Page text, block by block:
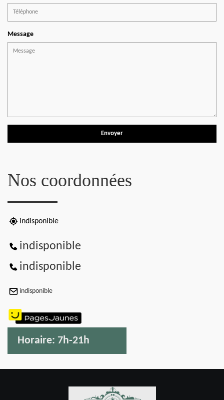
Message
Nos coordonnées
indisponible
indisponible
indisponible
indisponible
Horaire: 7h-21h